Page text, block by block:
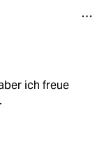
ich freue